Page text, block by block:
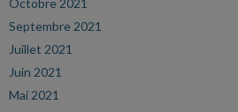
Octobre 2021
Septembre 2021
Juillet 2021
Juin 2021
Mai 2021